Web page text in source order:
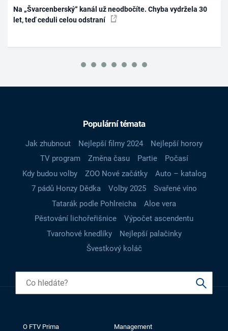
Na „Švarcenberský“ kanál už neodbočíte. Chyba vydržela 30
let, teď ceduli celou odstraní
Populární témata
Jak zhubnout Nejlepší filmy 2024
Nejlepší horory
TV program
Změna času Partie
Počasí
Kdy budou volby
ZOO Nové začátky
Auto – katalog
7 pádů Honzy Dědka
Volby 2025
Svařené víno
Tatarák podle Pohlreicha
Aloe vera
Pěstování lichořeřišnice
Výpočet ascendentu
Tvarohové knedlíky
Nejlepší palačinky
Švestkový koláč
O FTV Prima Management